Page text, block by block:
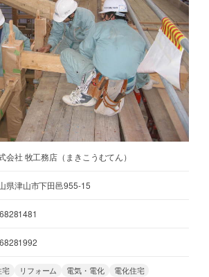
会社 牧工務店（まきこうむてん）
県津山市下田邑955-15
宅 リフォーム 電気・電化
電化住宅